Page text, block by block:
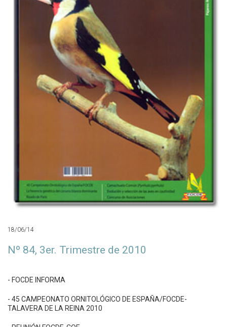
18/06/14
Nº 84, 3er. Trimestre de 2010
- FOCDE INFORMA
- 45 CAMPEONATO ORNITOLÓGICO DE ESPAÑA/FOCDE-
TALAVERA DE LA REINA 2010